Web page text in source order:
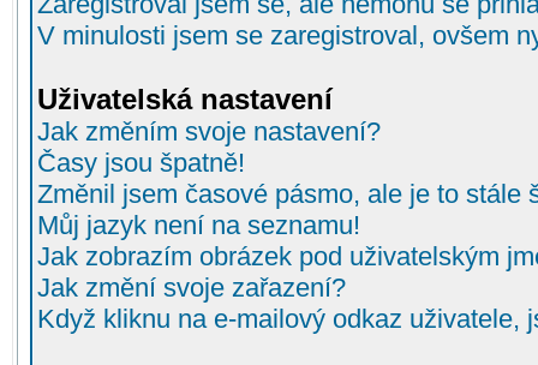
V minulosti jsem se zaregistroval, ovšem
Uživatelská nastavení
Jak změním svoje nastavení?
Časy jsou špatně!
Změnil jsem časové pásmo, ale je to stále
Můj jazyk není na seznamu!
Jak zobrazím obrázek pod uživatelským
Jak změní svoje zařazení?
Když kliknu na e-mailový odkaz uživatele,